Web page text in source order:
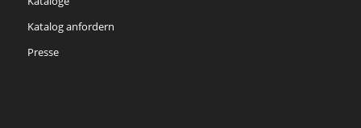
Katalog anfordern
Presse